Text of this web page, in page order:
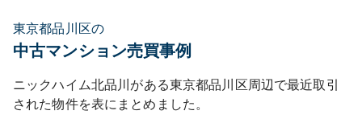
東京都品川区の
中古マンション売買事例
ニックハイム北品川 がある東京都品川区周辺で最近取引
された物件を表にまとめました。